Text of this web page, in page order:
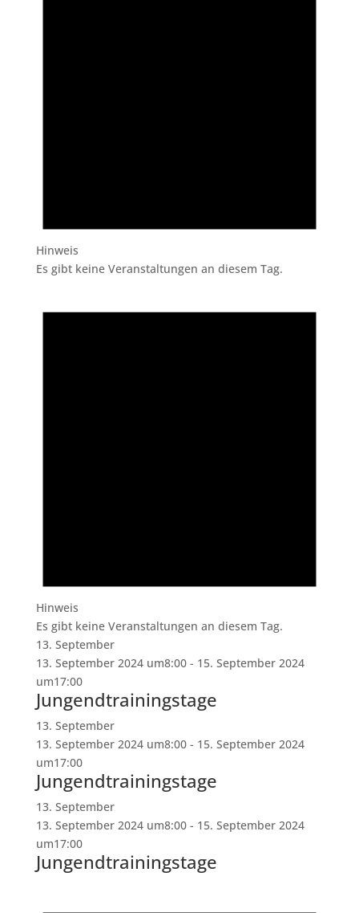
Hinweis
Es gibt keine Veranstaltungen an diesem Tag.
Hinweis
Es gibt keine Veranstaltungen an diesem Tag.
13. September
13. September 2024 um8:00- 15. September 2024
um17:00
Jungendtrainingstage
13. September
13. September 2024 um8:00- 15. September 2024
um17:00
Jungendtrainingstage
13. September
13. September 2024 um8:00- 15. September 2024
um17:00
Jungendtrainingstage